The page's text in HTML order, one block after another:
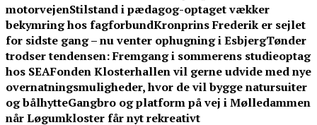
motorvejenStilstand i pædagog-optaget vækker
bekymring hos fagforbundKronprins Frederik er sejlet
for sidste gang – nu venter ophugning i EsbjergTønder
trodser tendensen: Fremgang i sommerens studieoptag
hos SEAFonden Klosterhallen vil gerne udvide med nye
overnatningsmuligheder, hvor de vil bygge natursuiter
og bålhytteGangbro og platform på vej i Mølledammen
når Løgumkloster får nyt rekreativt